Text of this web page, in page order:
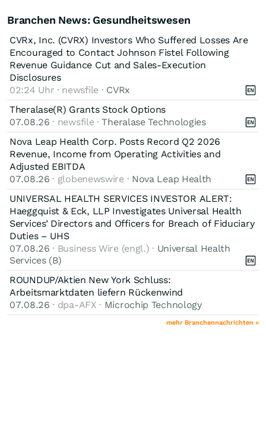
Branchen News: Gesundheitswesen
CVRx, Inc. (CVRX) Investors Who Suffered Losses Are
Encouraged to Contact Johnson Fistel Following
Revenue Guidance Cut and Sales-Execution
Disclosures
02:24 Uhr · newsfile · CVRx
Theralase(R) Grants Stock Options
07.08.26 · newsfile ·Theralase Technologies
Nova Leap Health Corp. Posts Record Q2 2026
Revenue, Income from Operating Activities and
Adjusted EBITDA
07.08.26 · globenewswire · Nova Leap Health
UNIVERSAL HEALTH SERVICES INVESTOR ALERT:
Haeggquist & Eck, LLP Investigates Universal Health
Services’ Directors and Officers for Breach of Fiduciary
Duties – UHS
07.08.26 · Business Wire (engl.) · Universal Health
Services (B)
ROUNDUP/Aktien New York Schluss:
Arbeitsmarktdaten liefern Rückenwind
07.08.26 · dpa-AFX · Microchip Technology
mehr Branchennachrichten »